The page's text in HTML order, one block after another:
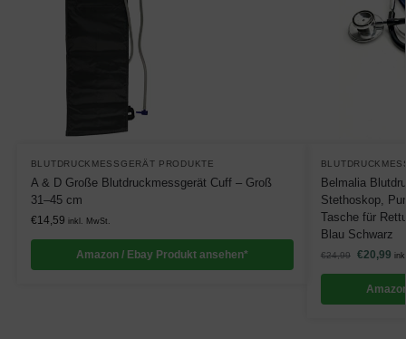
BLUTDRUCKMESSGERÄT PRODUKTE
A & D Große Blutdruckmessgerät Cuff – Groß
31–45 cm
€14,59 inkl. MwSt.
Amazon / Ebay Produkt ansehen*
Belmalia
Stethoskop,
Tasche für
Blau Schwarz
€24,99 €20,99